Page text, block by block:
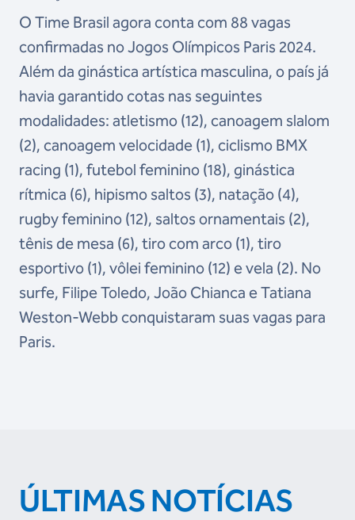
O Time Brasil agora conta com 88 vagas
confirmadas no Jogos Olímpicos Paris 2024.
Além da ginástica artística masculina, o país já
havia garantido cotas nas seguintes
modalidades: atletismo (12), canoagem slalom
(2), canoagem velocidade (1), ciclismo BMX
racing (1), futebol feminino (18), ginástica
rítmica (6), hipismo saltos (3), natação (4),
rugby feminino (12), saltos ornamentais (2),
tênis de mesa (6), tiro com arco (1), tiro
esportivo (1), vôlei feminino (12) e vela (2). No
surfe, Filipe Toledo, João Chianca e Tatiana
Weston-Webb conquistaram suas vagas para
Paris.
ÚLTIMAS NOTÍCIAS